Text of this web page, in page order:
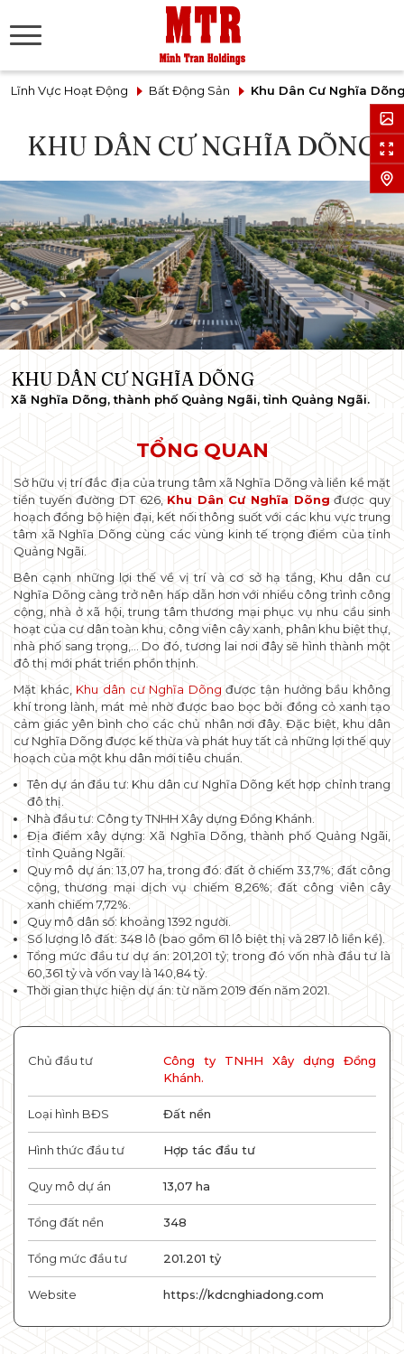
Lĩnh Vực Hoạt Động Bất Động Sản Khu Dân Cư Nghĩa
KHU DÂN CƯ NGHĨA DÕNG
KHU DÂN CƯ NGHĨA DÕNG
Xã Nghĩa Dõng, thành phố Quảng Ngãi, tỉnh Quảng Ngãi.
TỔNG QUAN
Sở hữu vị trí đắc địa của trung tâm xã Nghĩa Dõng và liền kề mặt
tiền tuyến đường DT 626, Khu Dân Cư Nghĩa Dõngđược quy
hoạch đồng bộ hiện đại, kết nối thông suốt với các khu vực trung
tâm xã Nghĩa Dõng cùng các vùng kinh tế trọng điểm của tỉnh
Quảng Ngãi.
Bên cạnh những lợi thế về vị trí và cơ sở hạ tầng, Khu dân cư
Nghĩa Dõng càng trở nên hấp dẫn hơn với nhiều công trình công
cộng, nhà ở xã hội, trung tâm thương mại phục vụ nhu cầu sinh
hoạt của cư dân toàn khu, công viên cây xanh, phân khu biệt thự,
nhà phố sang trọng,… Do đó, tương lai nơi đây sẽ hình thành một
đô thị mới phát triển phồn thịnh.
Mặt khác, Khu dân cư Nghĩa Dõngđược tận hưởng bầu không
khí trong lành, mát mẻ nhờ được bao bọc bởi đồng cỏ xanh tạo
cảm giác yên bình cho các chủ nhân nơi đây. Đặc biệt, khu dân
cư Nghĩa Dõng được kế thừa và phát huy tất cả những lợi thế quy
hoạch của một khu dân mới tiêu chuẩn.
Tên dự án đầu tư: Khu dân cư Nghĩa Dõng kết hợp chỉnh trang
đô thị.
Nhà đầu tư: Công ty TNHH Xây dựng Đồng Khánh.
Địa điểm xây dựng: Xã Nghĩa Dõng, thành phố Quảng Ngãi,
tỉnh Quảng Ngãi.
Quy mô dự án: 13,07 ha, trong đó: đất ở chiếm 33,7%; đất công
cộng, thương mại dịch vụ chiếm 8,26%; đất công viên cây
xanh chiếm 7,72%.
Quy mô dân số: khoảng 1392 người.
Số lượng lô đất: 348 lô (bao gồm 61 lô biệt thị và 287 lô liền kề).
Tổng mức đầu tư dự án: 201,201 tỷ; trong đó vốn nhà đầu tư là
60,361 tỷ và vốn vay là 140,84 tỷ.
Thời gian thực hiện dự án: từ năm 2019 đến năm 2021.
Chủ đầu tư
Công ty TNHH Xây dựng Đồng
Khánh.
Loại hình BĐS Đất nền
Hình thức đầu tư Hợp tác đầu tư
Quy mô dự án 13,07 ha
Tổng đất nền 348
Tổng mức đầu tư 201.201 tỷ
Website https://kdcnghiadong.com